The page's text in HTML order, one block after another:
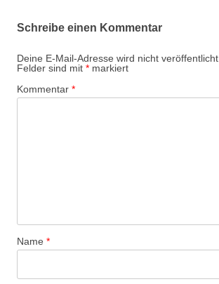
Schreibe einen Kommentar
Deine E-Mail-Adresse wird nicht veröffentlicht.
Felder sind mit * markiert
Kommentar *
Name *